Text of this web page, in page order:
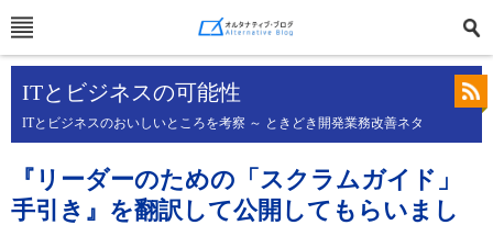
ITとビジネスの可能性
ITとビジネスのおいしいところを考察 ～ ときどき開発業務改善ネタ
『リーダーのための「スクラムガイド」
手引き』を翻訳して公開してもらいまし